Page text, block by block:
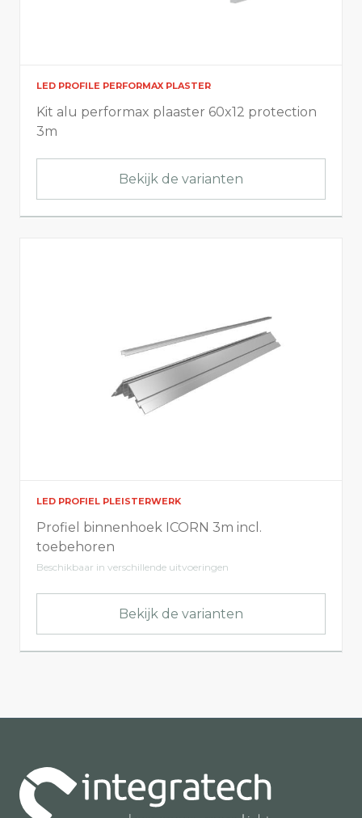
LED PROFILE PERFORMAX PLASTER
Kit alu performax plaaster 60x12 protection
3m
Bekijk de varianten
LED PROFIEL PLEISTERWERK
Profiel binnenhoek ICORN 3m incl.
toebehoren
Beschikbaar in verschillende uitvoeringen
Bekijk de varianten